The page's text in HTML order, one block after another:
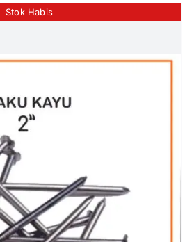
Stok Habis